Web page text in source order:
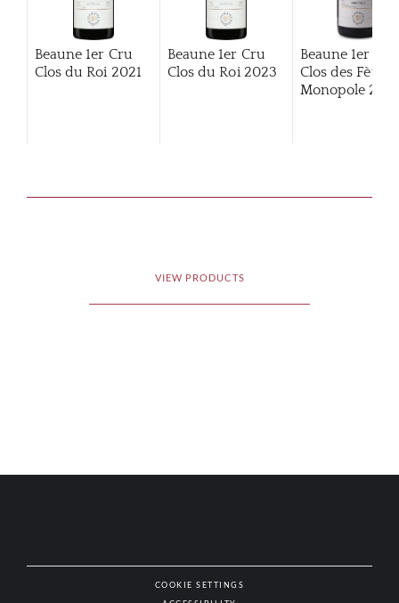
Beaune 1er Cru
Clos du Roi 2021
Beaune 1er Cru
Clos du Roi 2023
Beaune 1er Cru
Clos des Fèves
Monopole 2014
VIEW PRODUCTS
COOKIE SETTINGS